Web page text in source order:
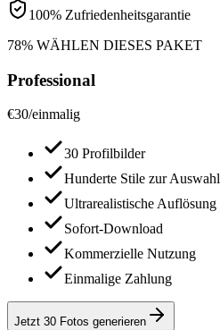
100% Zufriedenheitsgarantie
78% WÄHLEN DIESES PAKET
Professional
€30/einmalig
30 Profilbilder
Hunderte Stile zur Auswahl
Ultrarealistische Auflösung
Sofort-Download
Kommerzielle Nutzung
Einmalige Zahlung
Jetzt 30 Fotos generieren